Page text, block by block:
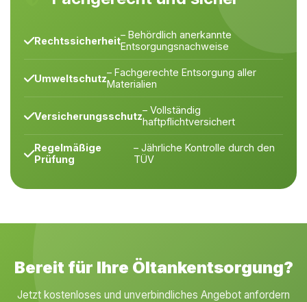
Rechtssicherheit– Behördlich anerkannte
Entsorgungsnachweise
Umweltschutz– Fachgerechte Entsorgung aller
Materialien
Versicherungsschutz– Vollständig
haftpflichtversichert
Regelmäßige
Prüfung
– Jährliche Kontrolle durch den
TÜV
Bereit für Ihre Öltankentsorgung?
Jetzt kostenloses und unverbindliches Angebot anfordern